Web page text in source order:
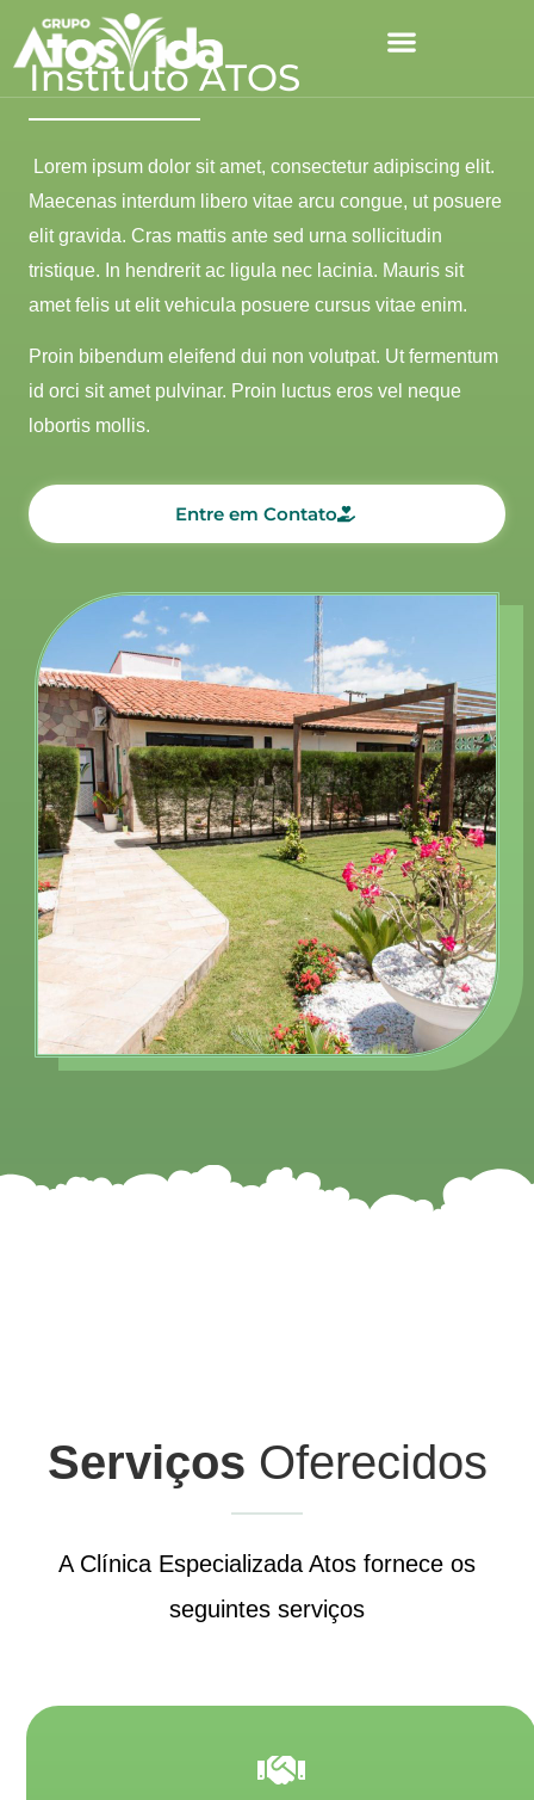
Instituto ATOS
Lorem ipsum dolor sit amet, consectetur adipiscing elit.
Maecenas interdum libero vitae arcu congue, ut posuere
elit gravida. Cras mattis ante sed urna sollicitudin
tristique. In hendrerit ac ligula nec lacinia. Mauris sit
amet felis ut elit vehicula posuere cursus vitae enim.
Proin bibendum eleifend dui non volutpat. Ut fermentum
id orci sit amet pulvinar. Proin luctus eros vel neque
lobortis mollis.
Entre em Contato
Serviços Oferecidos
A Clínica Especializada Atos fornece os
seguintes serviços